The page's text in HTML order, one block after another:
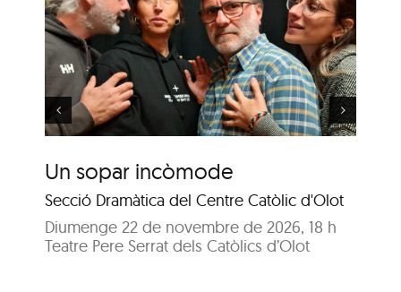
Un sopar incòmode
Secció Dramàtica del Centre Catòlic d'Olot
Diumenge 22 de novembre de 2026, 18 h
Teatre Pere Serrat dels Catòlics d’Olot
‘Dissabte, diumenge i
dilluns’, d’Eduardo De
Filippo